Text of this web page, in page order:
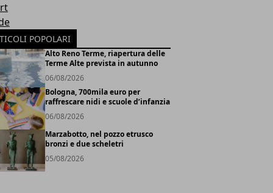
POPOLARI
Alto Reno Terme, riapertura delle
Terme Alte prevista in autunno
06/08/2026
Bologna, 700mila euro per
raffrescare nidi e scuole d’infanzia
06/08/2026
Marzabotto, nel pozzo etrusco
bronzi e due scheletri
05/08/2026